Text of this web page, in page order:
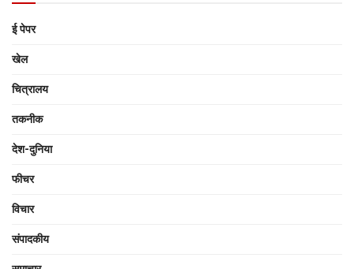
ई पेपर
खेल
चित्रालय
तकनीक
देश-दुनिया
फीचर
विचार
संपादकीय